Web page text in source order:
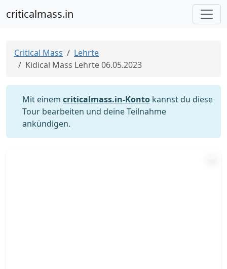
criticalmass.in
Critical Mass
Lehrte
Kidical Mass Lehrte 06.05.2023
Mit einem criticalmass.in-Konto kannst du diese
Tour bearbeiten und deine Teilnahme
ankündigen.